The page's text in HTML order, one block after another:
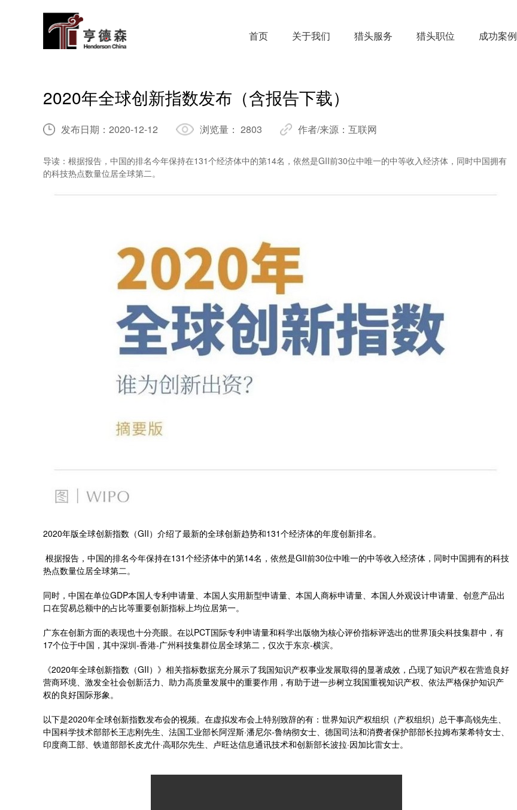
首页 关于我们 猎头服务 猎头职位 成功案例
2020年全球创新指数发布（含报告下载）
发布日期： 2020-12-12 浏览量： 2803 作者/来源： 互联网
导读：根据报告，中国的排名今年保持在131个经济体中的第14名，依然是GII前30位中唯一的中等收入经济体，同时中国拥有
的科技热点数量位居全球第二。
2020年版全球创新指数（GII）介绍了最新的全球创新趋势和131个经济体的年度创新排名。
根据报告，中国的排名今年保持在131个经济体中的第14名，依然是GII前30位中唯一的中等收入经济体，同时中国拥有的科技
热点数量位居全球第二。
同时，中国在单位GDP本国人专利申请量、本国人实用新型申请量、本国人商标申请量、本国人外观设计申请量、创意产品出
口在贸易总额中的占比等重要创新指标上均位居第一。
广东在创新方面的表现也十分亮眼。在以PCT国际专利申请量和科学出版物为核心评价指标评选出的世界顶尖科技集群中，有
17个位于中国，其中深圳-香港-广州科技集群位居全球第二，仅次于东京-横滨。
《2020年全球创新指数（GII）》相关指标数据充分展示了我国知识产权事业发展取得的显著成效，凸现了知识产权在营造良好
营商环境、激发全社会创新活力、助力高质量发展中的重要作用，有助于进一步树立我国重视知识产权、依法严格保护知识产
权的良好国际形象。
以下是2020年全球创新指数发布会的视频。在虚拟发布会上特别致辞的有：世界知识产权组织（产权组织）总干事高锐先生、
中国科学技术部部长王志刚先生、法国工业部长阿涅斯·潘尼尔-鲁纳彻女士、德国司法和消费者保护部部长拉姆布莱希特女士、
印度商工部、铁道部部长皮尤什·高耶尔先生、卢旺达信息通讯技术和创新部长波拉·因加比雷女士。